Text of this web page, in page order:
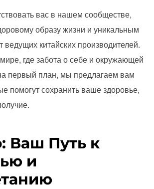
вас в нашем сообществе,
образу жизни и уникальным
ведущих китайских производителей.
где забота о себе и окружающей
первый план, мы предлагаем вам
помогут сохранить ваше здоровье,
Ваш Путь к
и